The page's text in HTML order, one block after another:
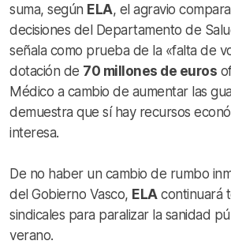
suma, según ELA, el agravio
decisiones del Departamento de
señala como prueba de la «falta de
dotación de 70 millones de euros
Médico a cambio de aumentar las
demuestra que sí hay recursos
interesa.
De no haber un cambio de rumbo
del Gobierno Vasco, ELAcontinuará
sindicales para paralizar la sanidad
verano.